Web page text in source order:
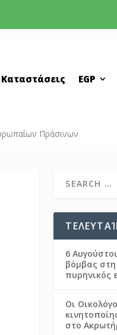
EGP
Πράσινων
6
βόμβας στη
πυρηνικός
Οι
στο